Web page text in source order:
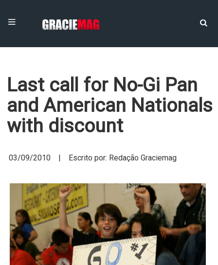
Last call for No-Gi Pan
and American Nationals
with discount
03/09/2010 | Escrito por: Redação Graciemag